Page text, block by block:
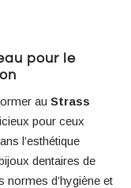
pour le
au Strass
pour ceux
l’esthétique
dentaires de
normes d’hygiène et